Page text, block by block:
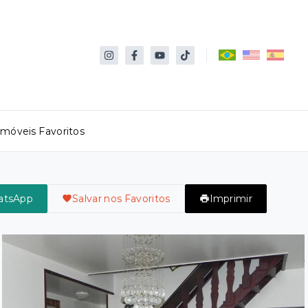
Favoritos
Salvar nos Favoritos Imprimir